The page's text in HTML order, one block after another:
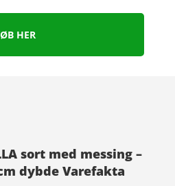
HER
sort med messing –
dybde Varefakta